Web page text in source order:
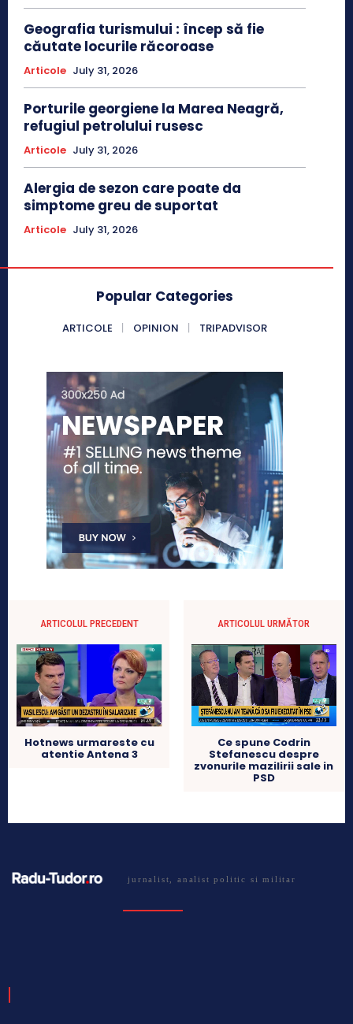
Geografia turismului : încep să fie
căutate locurile răcoroase
Articole July 31, 2026
Porturile georgiene la Marea Neagră,
refugiul petrolului rusesc
Articole July 31, 2026
Alergia de sezon care poate da
simptome greu de suportat
Articole July 31, 2026
Popular Categories
ARTICOLE OPINION TRIPADVISOR
ARTICOLUL PRECEDENT
Hotnews urmareste cu
atentie Antena 3
ARTICOLUL URMĂTOR
Ce spune Codrin
Stefanescu despre
zvonurile mazilirii sale in
PSD
jurnalist, analist politic si militar